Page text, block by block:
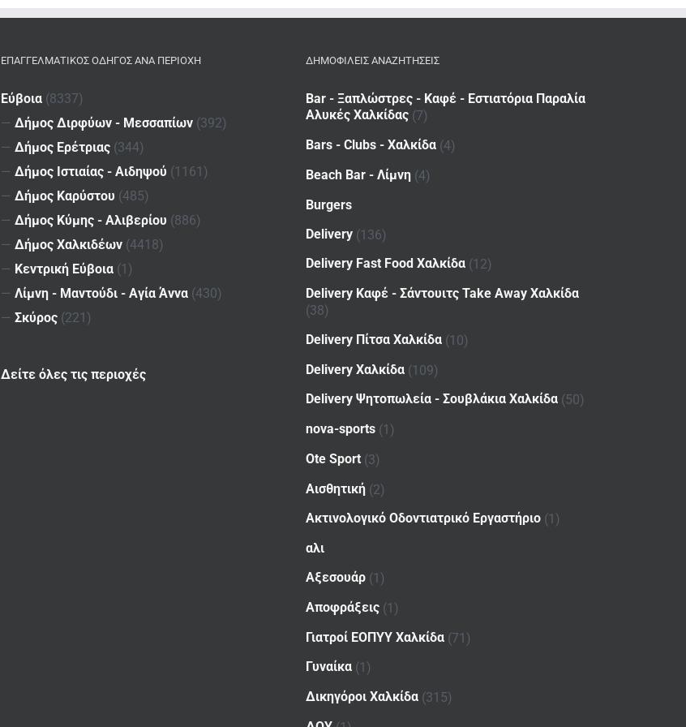
ΕΠΑΓΓΕΛΜΑΤΙΚΌΣ ΟΔΗΓΌΣ ΑΝΆ ΠΕΡΙΟΧΉ
Εύβοια (8337)
— Δήμος Διρφύων - Μεσσαπίων (392)
— Δήμος Ερέτριας (344)
— Δήμος Ιστιαίας - Αιδηψού (1161)
— Δήμος Καρύστου (485)
— Δήμος Κύμης - Αλιβερίου (886)
— Δήμος Χαλκιδέων (4418)
— Κεντρική Εύβοια (1)
— Λίμνη - Μαντούδι - Αγία Άννα (430)
— Σκύρος (221)
Δείτε όλες τις περιοχές
ΔΗΜΟΦΙΛΕΙΣ ΑΝΑΖΗΤΗΣΕΙΣ
Bar - Ξαπλώστρες - Καφέ - Εστιατόρια Παραλία
Αλυκές Χαλκίδας (7)
Bars - Clubs - Χαλκίδα (4)
Beach Bar - Λίμνη (4)
Burgers
Delivery (136)
Delivery Fast Food Χαλκίδα (12)
Delivery Καφέ - Σάντουιτς Take Away Χαλκίδα
(38)
Delivery Πίτσα Χαλκίδα (10)
Delivery Χαλκίδα (109)
Delivery Ψητοπωλεία - Σουβλάκια Χαλκίδα (50)
nova-sports (1)
Ote Sport (3)
Αισθητική (2)
Ακτινολογικό Οδοντιατρικό Εργαστήριο (1)
αλι
Αξεσουάρ (1)
Αποφράξεις (1)
Γιατροί ΕΟΠΥΥ Χαλκίδα (71)
Γυναίκα (1)
Δικηγόροι Χαλκίδα (315)